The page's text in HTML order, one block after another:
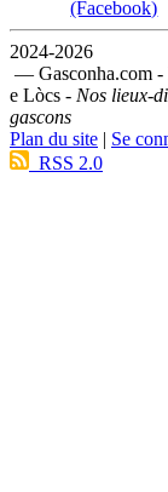
(Facebook)
2024-2026
— Gasconha.com -
e Lòcs - Nos lieux-
gascons
Plan du site | Se
RSS 2.0